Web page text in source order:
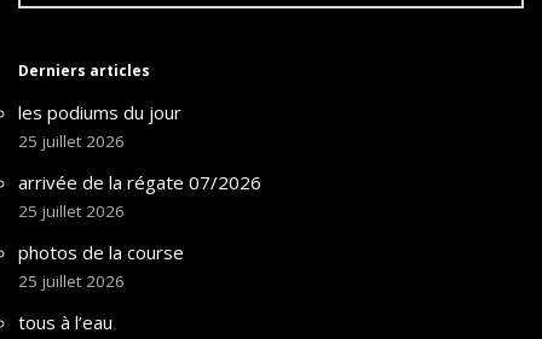
Derniers articles
les podiums du jour
25 juillet 2026
arrivée de la régate 07/2026
25 juillet 2026
photos de la course
25 juillet 2026
tous à l’eau